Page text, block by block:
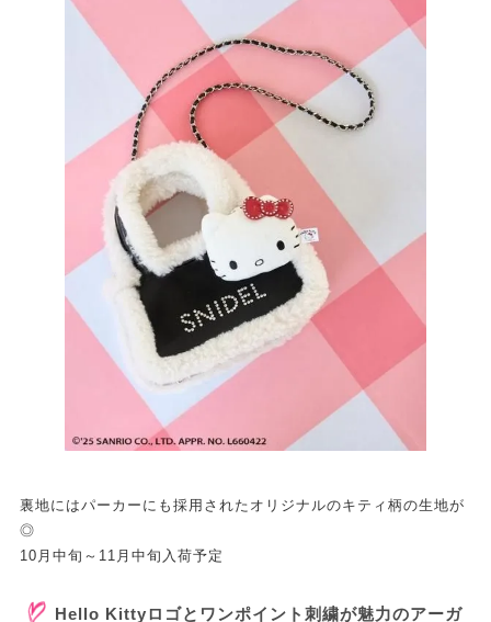
裏地にはパーカーにも採用されたオリジナルのキティ柄の生地が
◎
10月中旬～11月中旬入荷予定
Hello Kittyロゴとワンポイント刺繍が魅力のアーガ